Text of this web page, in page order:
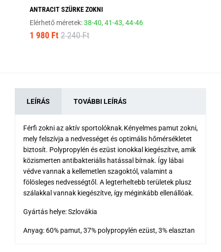
ANTRACIT SZÜRKE ZOKNI
Elérhető méretek:38-40,41-43,44-46
1 980 Ft 2 240 Ft
LEÍRÁS TOVÁBBI LEÍRÁS
Férfi zokni az aktív sportolóknak.Kényelmes pamut zokni,
mely felszívja a nedvességet és optimális hőmérsékletet
biztosít. Polypropylén és ezüst ionokkal kiegészítve, amik
közismerten antibakteriális hatással bírnak. Így lábai
védve vannak a kellemetlen szagoktól, valamint a
fölösleges nedvességtől. A legterheltebb területek plusz
szálakkal vannak kiegészítve, így méginkább ellenállóak.
Gyártás helye: Szlovákia
Anyag: 60% pamut, 37% polypropylén ezüst, 3% elasztan